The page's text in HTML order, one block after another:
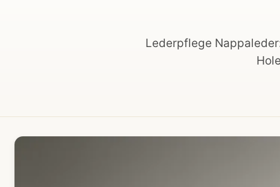
Lederpflege